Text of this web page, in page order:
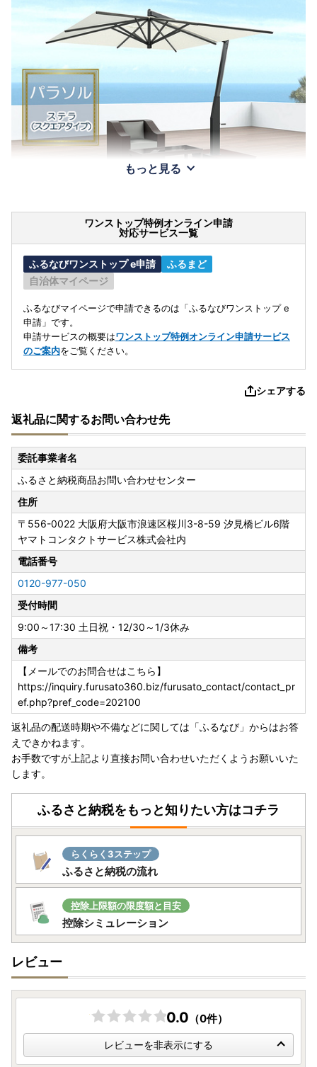
もっと見る
ワンストップ特例オンライン申請
対応サービス一覧
ふるなびワンストップ e申請
ふるまど
自治体マイページ
ふるなびマイページで申請できるのは「ふるなびワンストップ e
申請」です。
申請サービスの概要はワンストップ特例オンライン申請サービス
のご案内をご覧ください。
シェアする
返礼品に関するお問い合わせ先
委託事業者名
ふるさと納税商品お問い合わせセンター
住所
〒556-0022 大阪府大阪市浪速区桜川3-8-59 汐見橋ビル6階
ヤマトコンタクトサービス株式会社内
電話番号
0120-977-050
受付時間
9:00～17:30 土日祝・12/30～1/3休み
備考
【メールでのお問合せはこちら】
https://inquiry.furusato360.biz/furusato_contact/contact_pr
ef.php?pref_code=202100
返礼品の配送時期や不備などに関しては「ふるなび」からはお答
えできかねます。
お手数ですが上記より直接お問い合わせいただくようお願いいた
します。
ふるさと納税をもっと知りたい方はコチラ
らくらく3ステップ
ふるさと納税の流れ
控除上限額の限度額と目安
控除シミュレーション
レビュー
0.0 （0件）
レビューを非表示にする